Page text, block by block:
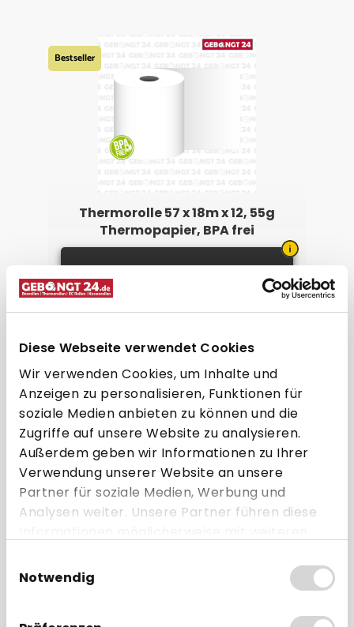
Diese Webseite verwendet Cookies
Wir verwenden Cookies, um Inhalte und
Anzeigen zu personalisieren, Funktionen für
soziale Medien anbieten zu können und die
Zugriffe auf unsere Website zu analysieren.
Außerdem geben wir Informationen zu Ihrer
Verwendung unserer Website an unsere
Partner für soziale Medien, Werbung und
Analysen weiter. Unsere Partner führen diese
haben oder die sie im Rahmen Ihrer Nutzung
der Dienste gesammelt haben.
Notwendig
Bestseller
Thermorolle 57 x 18m x 12, 55g
Thermopapier, BPA frei
57 mm 18 m 12 mm 40 mm
55g/m²
(BPA frei)
ohne Aufdruck
(blanko)
ab 50 Rollen
ab 0,34 € * pro Rolle
Direkt zum Artikel